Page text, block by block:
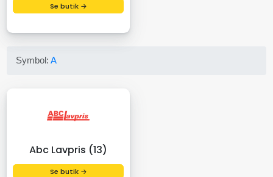
Se butik →
Symbol:A
Abc Lavpris (13)
Se butik →